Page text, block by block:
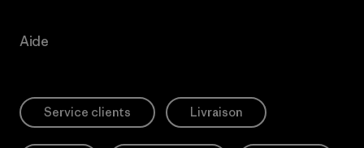
Aide
Service clients Livraison